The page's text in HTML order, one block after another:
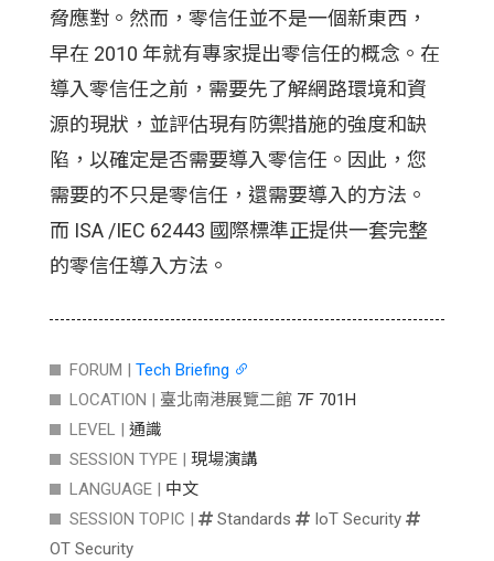
脅應對。然而，零信任並不是一個新東西，
早在 2010 年就有專家提出零信任的概念。在
導入零信任之前，需要先了解網路環境和資
源的現狀，並評估現有防禦措施的強度和缺
陷，以確定是否需要導入零信任。因此，您
需要的不只是零信任，還需要導入的方法。
而 ISA /IEC 62443 國際標準正提供一套完整
的零信任導入方法。
FORUM | Tech Briefing
LOCATION | 臺北南港展覽二館 7F 701H
LEVEL | 通識
SESSION TYPE | 現場演講
LANGUAGE | 中文
SESSION TOPIC |
Standards
IoT Security
OT Security